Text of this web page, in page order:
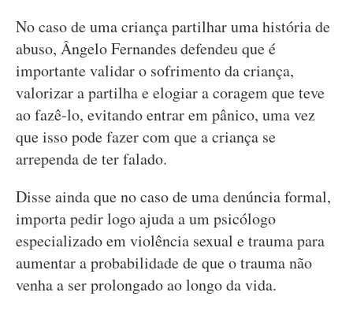
No caso de uma criança partilhar uma história de
abuso, Ângelo Fernandes defendeu que é
importante validar o sofrimento da criança,
valorizar a partilha e elogiar a coragem que teve
ao fazê-lo, evitando entrar em pânico, uma vez
que isso pode fazer com que a criança se
arrependa de ter falado.
Disse ainda que no caso de uma denúncia formal,
importa pedir logo ajuda a um psicólogo
especializado em violência sexual e trauma para
aumentar a probabilidade de que o trauma não
venha a ser prolongado ao longo da vida.